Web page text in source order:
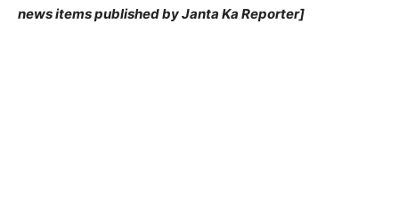
news items published by Janta Ka Reporter]